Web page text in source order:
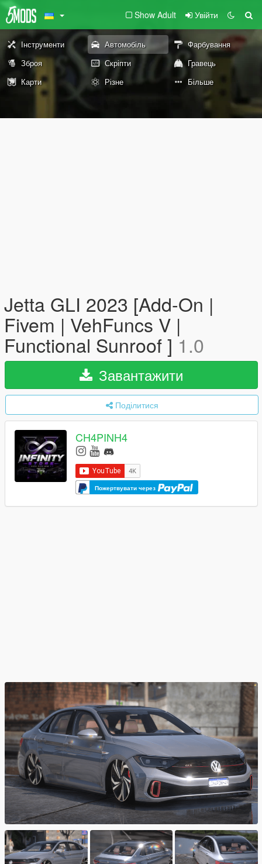
Show Adult Увійти
Інструменти Автомобіль
Фарбування
Зброя
Скріпти
Гравець
Карти
Різне Більше
Jetta GLI 2023 [Add-On |
Fivem | VehFuncs V |
Functional Sunroof ] 1.0
Завантажити
Поділитися
CH4PINH4
Пожертвувати через